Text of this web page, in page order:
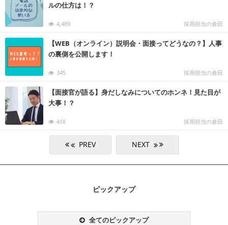
ルの仕方は！？
4,489 採用担当の倉田
【WEB（オンライン）説明会・面接ってどうなの？】人事
の裏側を公開します！
345 採用担当の倉田
【面接官が語る】身だしなみについてのホンネ！見た目が
大事！？
418 採用担当の倉田
ピックアップ
全てのピックアップ